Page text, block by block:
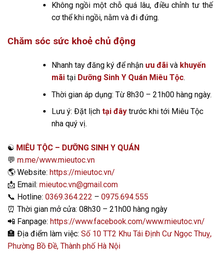
Không ngồi một chỗ quá lâu, điều chỉnh tư thế
cơ thể khi ngồi, nằm và đi đứng.
Chăm sóc sức khoẻ chủ động
Nhanh tay đăng ký để nhận ưu đãivà khuyến
mãitại Dưỡng Sinh Y Quán Miêu Tộc.
Thời gian áp dụng: Từ 8h30 – 21h00 hàng ngày.
Lưu ý: Đặt lịchtại đâytrước khi tới Miêu Tộc
nha quý vị.
☯️ MIÊU TỘC – DƯỠNG SINH Y QUÁN
💬 m.me/www.mieutoc.vn
🌎 Website: https://mieutoc.vn/
📩 Email: mieutoc.vn@gmail.com
📞 Hotline: 0369.364.222 – 0975.694.555
⏰ Thời gian mở cửa: 08h30 – 21h00 hàng ngày
📲 Fanpage: https://www.facebook.com/www.mieutoc.vn/
🏣 Địa điểm làm việc: Số 10 TT2 Khu Tái Định Cư Ngọc Thuỵ,
Phường Bồ Đề, Thành phố Hà Nội